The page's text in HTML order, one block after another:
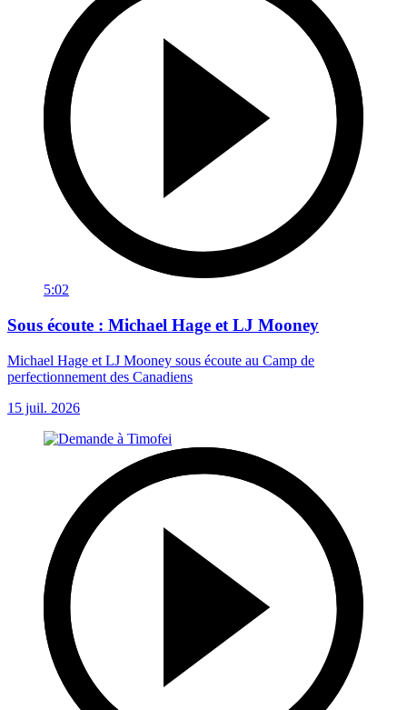
5:02
Sous écoute : Michael Hage et LJ Mooney
Michael Hage et LJ Mooney sous écoute au Camp de
perfectionnement des Canadiens
15 juil. 2026